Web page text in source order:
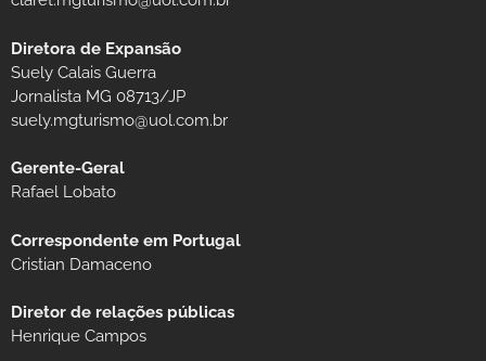
Diretora de Expansão
Suely Calais Guerra
Jornalista MG 08713/JP
suely.mgturismo@uol.com.br
Gerente-Geral
Rafael Lobato
Correspondente em Portugal
Cristian Damaceno
Diretor de relações públicas
Henrique Campos